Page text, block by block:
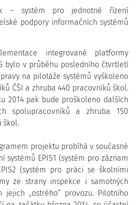
– systém pro jednotné řízení
podpory informačních systémů
integrované platformy
bylo v průběhu posledního čtvrtletí
na pilotáže systémů vyškoleno
ČŠI a zhruba 440 pracovníků škol.
2014 pak bude proškoleno dalších
spolupracovníků a zhruba 150
škol.
projektu probíhá v současné
systémů EPIS1 (systém pro záznam
(systém pro práci se školními
ze strany inspekce i samotných
jejich „ostrého“ provozu. Pilotního